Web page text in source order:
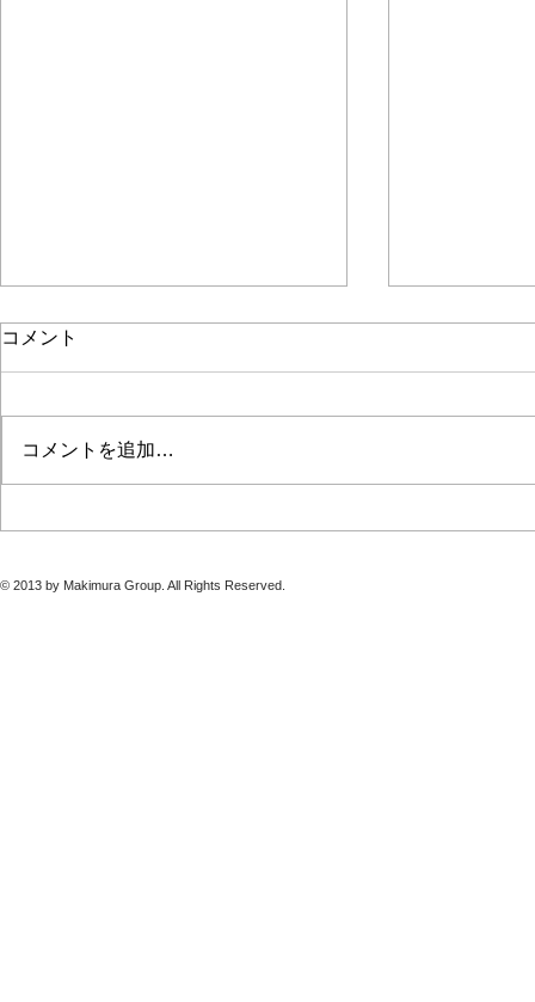
コメント
コメントを追加…
© 2013 by Makimura Group. All Rights Reserved.